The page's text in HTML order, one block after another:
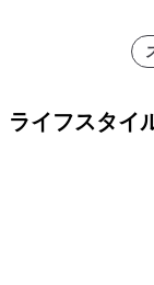
ライフスタイ